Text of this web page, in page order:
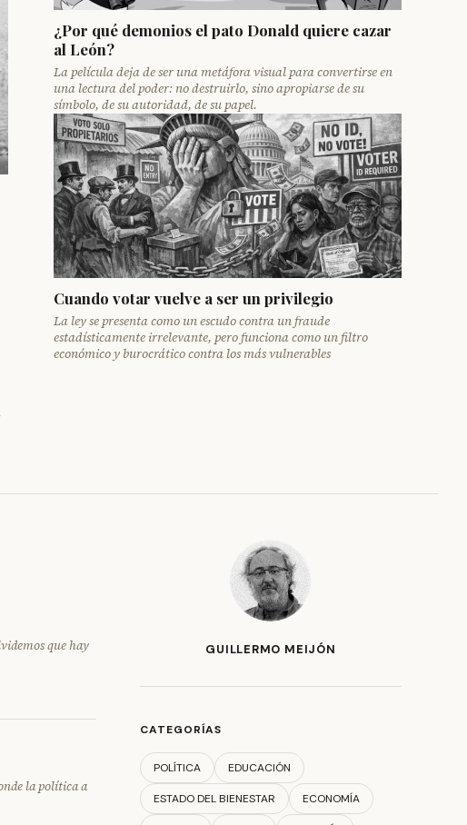
¿Por qué demonios el pato Donald quiere cazar
al León?
La película deja de ser una metáfora visual para convertirse en
una lectura del poder: no destruirlo, sino apropiarse de su
símbolo, de su autoridad, de su papel.
Cuando votar vuelve a ser un privilegio
La ley se presenta como un escudo contra un fraude
estadísticamente irrelevante, pero funciona como un filtro
económico y burocrático contra los más vulnerables
que hay
la política a
GUILLERMO MEIJÓN
CATEGORÍAS
POLÍTICA EDUCACIÓN
ESTADO DEL BIENESTAR ECONOMÍA